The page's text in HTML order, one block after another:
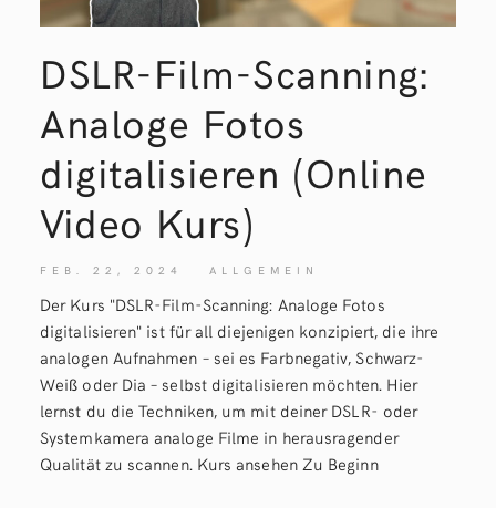
DSLR-Film-Scanning:
Analoge Fotos
digitalisieren (Online
Video Kurs)
FEB. 22, 2024 ALLGEMEIN
Der Kurs "DSLR-Film-Scanning: Analoge Fotos
digitalisieren" ist für all diejenigen konzipiert, die ihre
analogen Aufnahmen – sei es Farbnegativ, Schwarz-
Weiß oder Dia – selbst digitalisieren möchten. Hier
lernst du die Techniken, um mit deiner DSLR- oder
Systemkamera analoge Filme in herausragender
Qualität zu scannen. Kurs ansehen Zu Beginn